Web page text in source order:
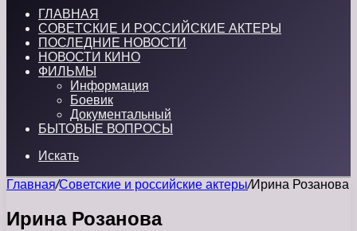
ГЛАВНАЯ
СОВЕТСКИЕ И РОССИЙСКИЕ АКТЕРЫ
ПОСЛЕДНИЕ НОВОСТИ
НОВОСТИ КИНО
ФИЛЬМЫ
Информация
Боевик
Документальный
БЫТОВЫЕ ВОПРОСЫ
Искать
Главная/Советские и российские актеры/Ирина Розанова
Ирина Розанова